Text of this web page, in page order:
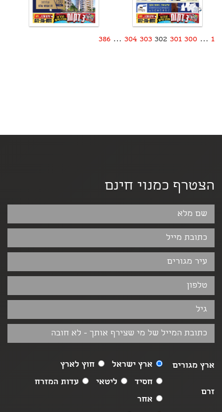
1
…
300
301
302
303
304
…
386
הצטרף כמנוי חינם
ארץ מגורים ארץ ישראל חוץ לארץ
זרם
חסיד ליטאי
עדות המזרח
אחר